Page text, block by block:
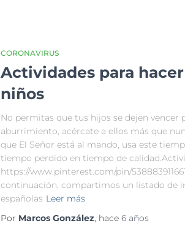
CORONAVIRUS
Actividades para
niños
No permitas que tus hijos se dejen vencer
aburrimiento, acércate a ellos más que
que El Señor está al mando, usa este
tiempo perdido en tiempo de
https://www.pinterest.com/pin/
continuación, compartimos un listado de
españolas Leer más
Por Marcos González, hace 6 años